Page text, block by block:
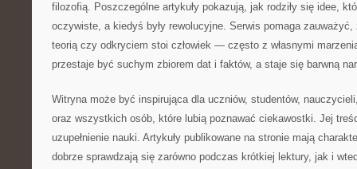
filozofią. Poszczególne artykuły pokazują, jak rodziły się idee,
oczywiste, a kiedyś były rewolucyjne. Serwis pomaga
teorią czy odkryciem stoi człowiek — często z własnymi
przestaje być suchym zbiorem dat i faktów, a staje się barwną
Witryna może być inspirująca dla uczniów, studentów,
oraz wszystkich osób, które lubią poznawać ciekawostki. Jej
uzupełnienie nauki. Artykuły publikowane na stronie mają
dobrze sprawdzają się zarówno podczas krótkiej lektury, jak i